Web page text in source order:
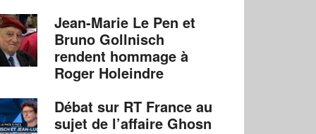
Jean-Marie Le Pen et
Bruno Gollnisch
rendent hommage à
Roger Holeindre
Débat sur RT France au
sujet de l’affaire Ghosn